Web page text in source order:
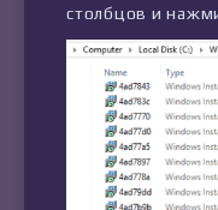
столбцов и